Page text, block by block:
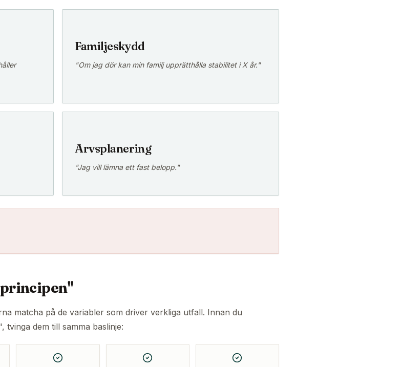
Familjeskydd
"Om jag dör kan min familj upprätthålla stabilitet i X år."
Arvsplanering
"Jag vill lämna ett fast belopp."
matcha på de variabler som driver verkliga utfall. Innan du
dem till samma baslinje: